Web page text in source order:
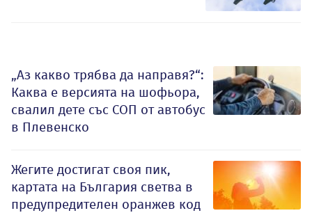
„Аз какво трябва да направя?“:
Каква е версията на шофьора,
свалил дете със СОП от автобус
в Плевенско
Жегите достигат своя пик,
картата на България светва в
предупредителен оранжев код